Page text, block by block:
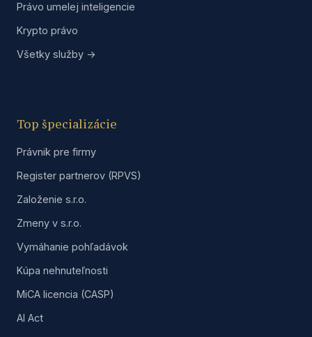
Právo umelej inteligencie
Krypto právo
Všetky služby →
Top špecializácie
Právnik pre firmy
Register partnerov (RPVS)
Založenie s.r.o.
Zmeny v s.r.o.
Vymáhanie pohľadávok
Kúpa nehnuteľnosti
MiCA licencia (CASP)
AI Act